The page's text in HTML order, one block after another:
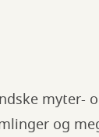
myter-
og